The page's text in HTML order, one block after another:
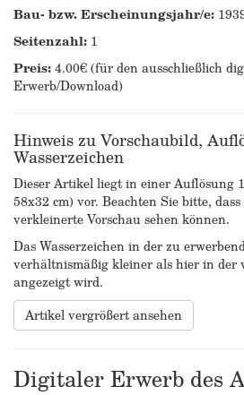
Bau- bzw. Erscheinungsjahr/e:
Seitenzahl: 1
Preis:4.00€ (für den ausschließlich
Erwerb/Download)
Hinweis zu Vorschaubild,
Wasserzeichen
Dieser Artikel liegt in einer Auflösung
58x32 cm) vor. Beachten Sie bitte,
verkleinerte Vorschau sehen können.
Das Wasserzeichen in der zu
verhältnismäßig kleiner als hier in der
angezeigt wird.
Artikel vergrößert ansehen
Digitaler Erwerb des